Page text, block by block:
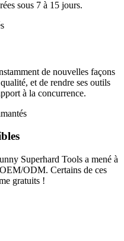
sous 7 à 15 jours.
de nouvelles façons
et de rendre ses outils
à la concurrence.
Superhard Tools a mené à
ODM. Certains de ces
gratuits !